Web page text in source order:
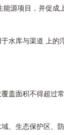
能源项目，并促成
水库与渠道 上的
盖面积不得超过
、生态保护区、